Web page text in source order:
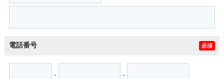
電話番号 必須
- -